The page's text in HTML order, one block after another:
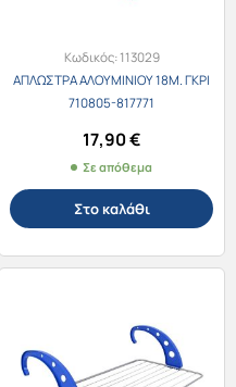
Κωδικός:113029
ΑΠΛΩΣΤΡΑ ΑΛΟΥΜΙΝΙΟΥ 18Μ. ΓΚΡΙ
710805-817771
17,90€
Σε απόθεμα
Στο καλάθι